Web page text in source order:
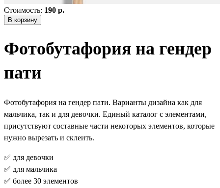
Стоимость: 190 р.
В корзину
Фотобутафория на гендер
пати
Фотобутафория на гендер пати. Варианты дизайна как для
мальчика, так и для девочки. Единый каталог с элементами,
присутствуют составные части некоторых элементов, которые
нужно вырезать и склеить.
✅ для девочки
✅ для мальчика
✅ более 30 элементов